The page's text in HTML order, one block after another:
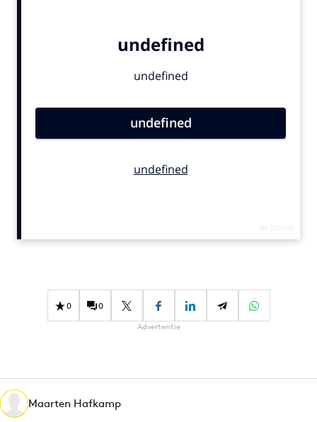
Carriere
Design
Diversiteit
Effectiviteit
Martech
Media
0 0
Advertentie
Maarten Hafkamp